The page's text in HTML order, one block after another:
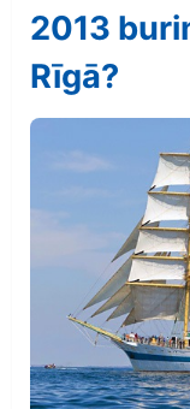
2013
Rīgā?